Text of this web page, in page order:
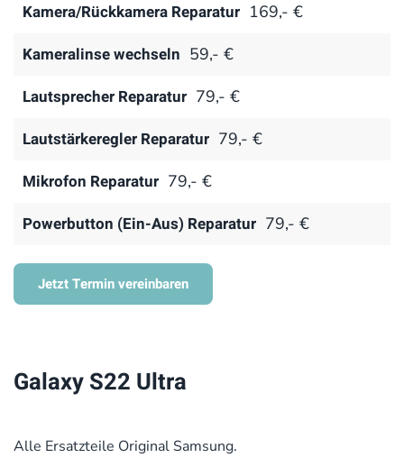
Kamera/Rückkamera Reparatur 169,- €
Kameralinse wechseln 59,- €
Lautsprecher Reparatur 79,- €
Lautstärkeregler Reparatur 79,- €
Mikrofon Reparatur 79,- €
Powerbutton (Ein-Aus) Reparatur 79,- €
Jetzt Termin vereinbaren
Galaxy S22 Ultra
Alle Ersatzteile Original Samsung.